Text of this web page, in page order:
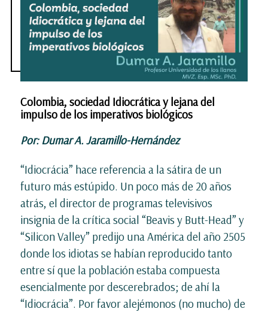
Colombia, sociedad Idiocrática y lejana del
impulso de los imperativos biológicos
Por: Dumar A. Jaramillo-Hernández
“Idiocrácia” hace referencia a la sátira de un
futuro más estúpido. Un poco más de 20 años
atrás, el director de programas televisivos
insignia de la crítica social “Beavis y Butt-Head” y
“Silicon Valley” predijo una América del año 2505
donde los idiotas se habían reproducido tanto
entre sí que la población estaba compuesta
esencialmente por descerebrados; de ahí la
“Idiocrácia”. Por favor alejémonos (no mucho) de